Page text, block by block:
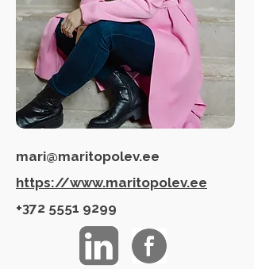
mari@maritopolev.ee
https://www.maritopolev.ee
+372 5551 9299